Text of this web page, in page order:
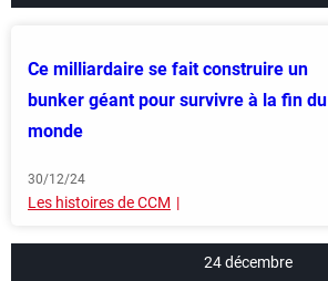
Ce milliardaire se fait construire un
bunker géant pour survivre à la fin du
monde
30/12/24
Les histoires de CCM
24 décembre